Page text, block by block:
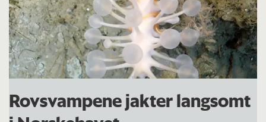
Rovsvampene jakter langsomt